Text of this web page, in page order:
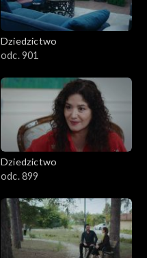
Dziedzictwo
odc. 901
Dziedzictwo
odc. 899